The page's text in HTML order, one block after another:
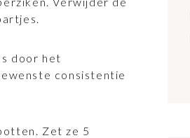
door het
consistentie
Zet ze 5